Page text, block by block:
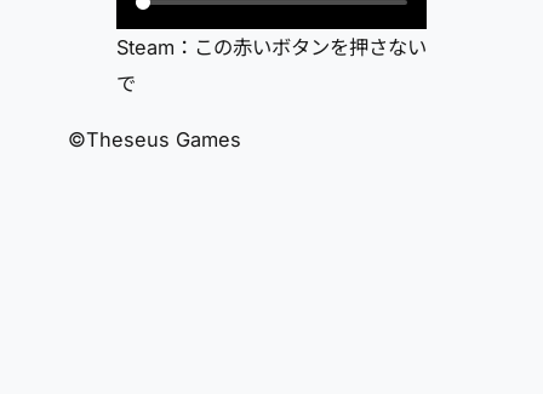
Steam：この赤いボタンを押さない
で
©Theseus Games